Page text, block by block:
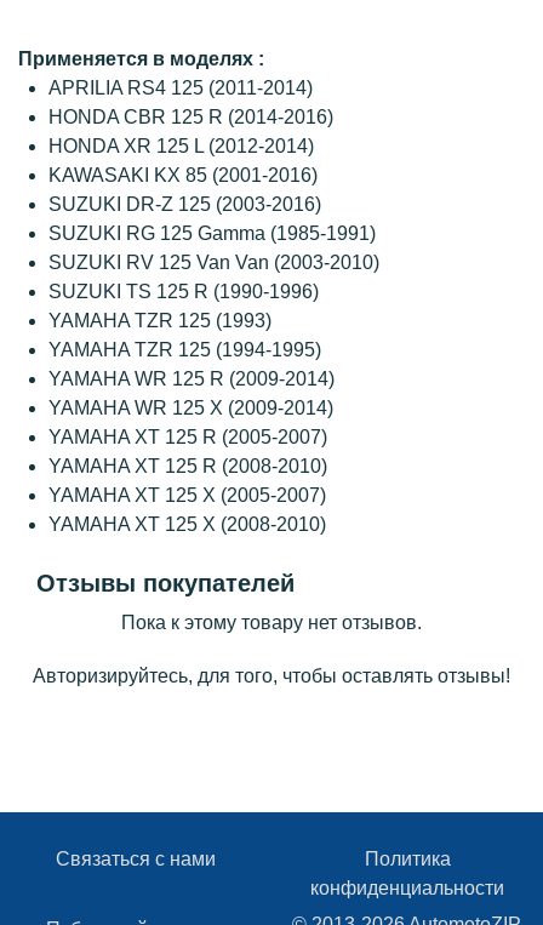
Применяется в моделях :
APRILIA RS4 125 (2011-2014)
HONDA CBR 125 R (2014-2016)
HONDA XR 125 L (2012-2014)
KAWASAKI KX 85 (2001-2016)
SUZUKI DR-Z 125 (2003-2016)
SUZUKI RG 125 Gamma (1985-1991)
SUZUKI RV 125 Van Van (2003-2010)
SUZUKI TS 125 R (1990-1996)
YAMAHA TZR 125 (1993)
YAMAHA TZR 125 (1994-1995)
YAMAHA WR 125 R (2009-2014)
YAMAHA WR 125 X (2009-2014)
YAMAHA XT 125 R (2005-2007)
YAMAHA XT 125 R (2008-2010)
YAMAHA XT 125 X (2005-2007)
YAMAHA XT 125 X (2008-2010)
Отзывы покупателей
Пока к этому товару нет отзывов.
Авторизируйтесь, для того, чтобы оставлять отзывы!
Связаться с нами
Политика
конфиденциальности